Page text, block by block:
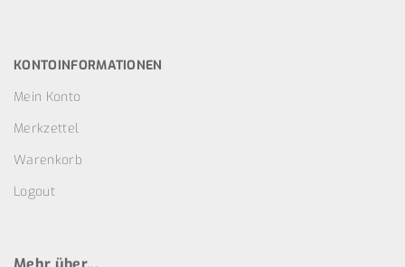
KONTOINFORMATIONEN
Mein Konto
Merkzettel
Warenkorb
Logout